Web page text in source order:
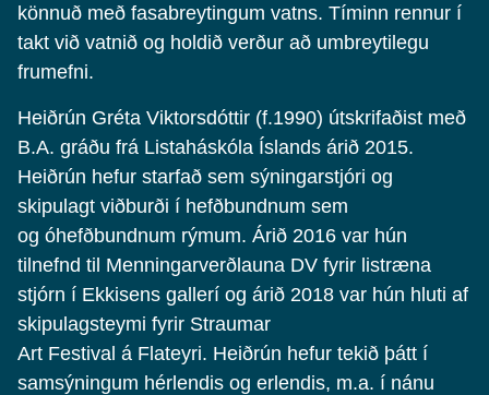
könnuð með fasabreytingum vatns. Tíminn rennur í
takt við vatnið og holdið verður að umbreytilegu
frumefni.
Heiðrún Gréta Viktorsdóttir (f.1990) útskrifaðist með
B.A. gráðu frá Listaháskóla Íslands árið 2015.
Heiðrún hefur starfað sem sýningarstjóri og
skipulagt viðburði í hefðbundnum sem
og óhefðbundnum rýmum. Árið 2016 var hún
tilnefnd til Menningarverðlauna DV fyrir listræna
stjórn í Ekkisens gallerí og árið 2018 var hún hluti af
skipulagsteymi fyrir Straumar
Art Festival á Flateyri. Heiðrún hefur tekið þátt í
samsýningum hérlendis og erlendis, m.a. í nánu